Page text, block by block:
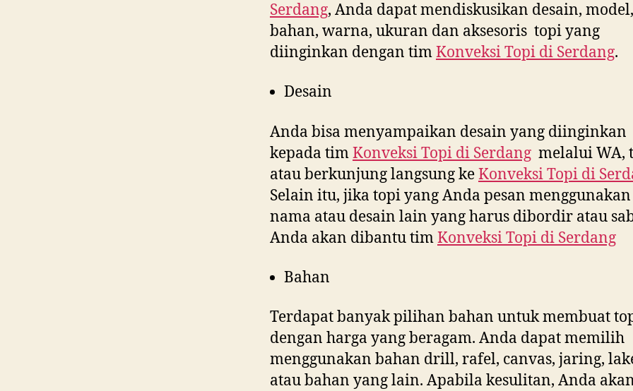
Serdang, Anda dapat mendiskusikan desain, model,
bahan, warna, ukuran dan aksesoris topi yang
diinginkan dengan timKonveksi Topi di Serdang.
Desain
Anda bisa menyampaikan desain yang diinginkan
kepada timKonveksi Topi di Serdang melalui WA,
atau berkunjung langsung keKonveksi Topi di
Selain itu, jika topi yang Anda pesan menggunakan
nama atau desain lain yang harus dibordir atau
Anda akan dibantu timKonveksi Topi di Serdang
Bahan
Terdapat banyak pilihan bahan untuk membuat
dengan harga yang beragam. Anda dapat memilih
menggunakan bahan drill, rafel, canvas, jaring,
atau bahan yang lain. Apabila kesulitan, Anda